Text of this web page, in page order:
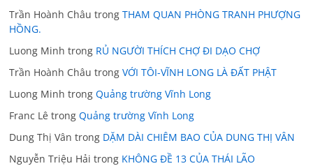
Trần Hoành Châu trongTHAM QUAN PHÒNG TRANH PHƯỢNG
HỒNG.
Luong Minh trong RỦ NGƯỜI THÍCH CHỢ ĐI DẠO CHỢ
Trần Hoành Châu trongVỚI TÔI-VĨNH LONG LÀ ĐẤT PHẬT
Luong Minh trongQuảng trường Vĩnh Long
Franc Lê trongQuảng trường Vĩnh Long
Dung Thị Vân trong DẶM DÀI CHIÊM BAO CỦA DUNG THỊ VÂN
Nguyễn Triệu Hải trong KHÔNG ĐỀ 13 CỦA THÁI LÃO